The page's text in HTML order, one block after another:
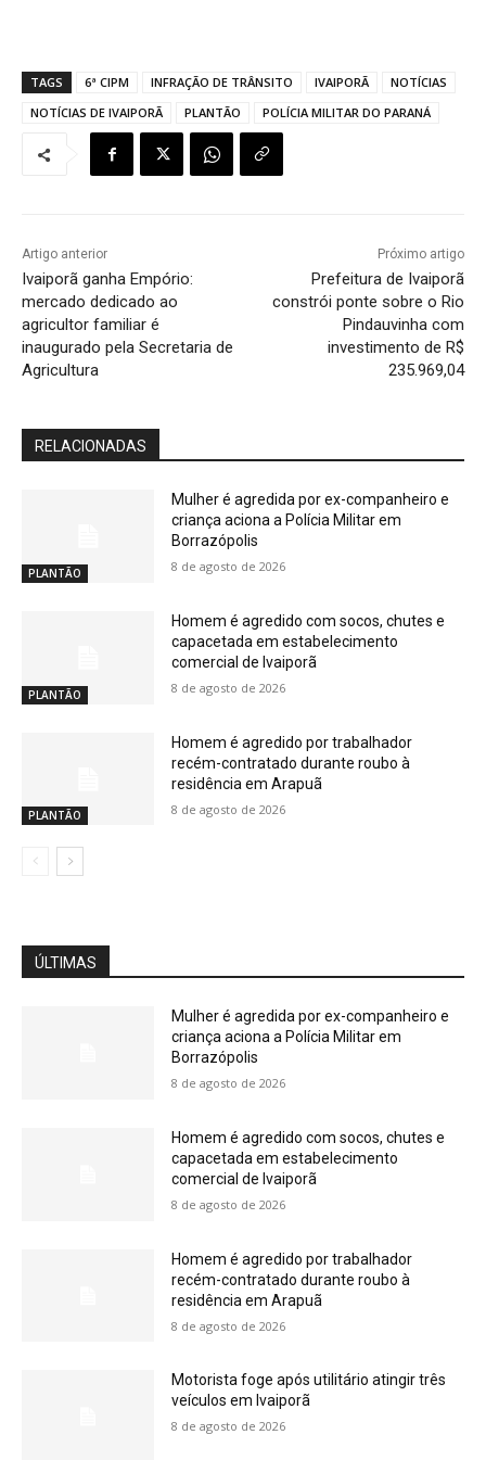
TAGS 6ª CIPM INFRAÇÃO DE TRÂNSITO IVAIPORÃ
NOTÍCIAS
NOTÍCIAS DE IVAIPORÃ
PLANTÃO POLÍCIA MILITAR DO PARANÁ
Artigo anterior
Ivaiporã ganha Empório:
mercado dedicado ao
agricultor familiar é
inaugurado pela Secretaria de
Agricultura
Próximo artigo
Prefeitura de Ivaiporã
constrói ponte sobre o Rio
Pindauvinha com
investimento de R$
235.969,04
RELACIONADAS
PLANTÃO
Mulher é agredida por ex-companheiro e
criança aciona a Polícia Militar em
Borrazópolis
8 de agosto de 2026
PLANTÃO
Homem é agredido com socos, chutes e
capacetada em estabelecimento
comercial de Ivaiporã
8 de agosto de 2026
PLANTÃO
Homem é agredido por trabalhador
recém-contratado durante roubo à
residência em Arapuã
8 de agosto de 2026
ÚLTIMAS
Mulher é agredida por ex-companheiro e
criança aciona a Polícia Militar em
Borrazópolis
8 de agosto de 2026
Homem é agredido com socos, chutes e
capacetada em estabelecimento
comercial de Ivaiporã
8 de agosto de 2026
Homem é agredido por trabalhador
recém-contratado durante roubo à
residência em Arapuã
8 de agosto de 2026
Motorista foge após utilitário atingir três
veículos em Ivaiporã
8 de agosto de 2026